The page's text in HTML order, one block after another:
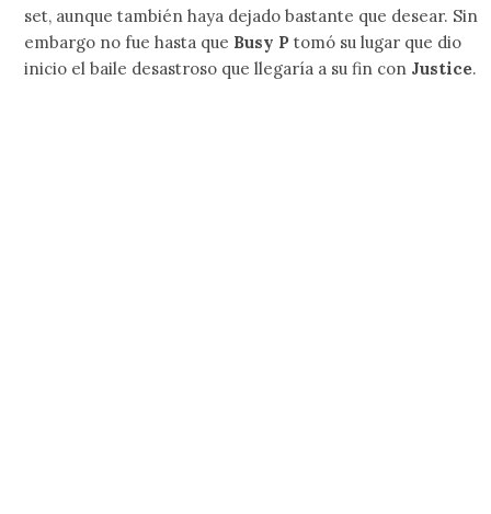
set, aunque también haya dejado bastante que desear. Sin
embargo no fue hasta que Busy P tomó su lugar que dio
inicio el baile desastroso que llegaría a su fin con Justice.